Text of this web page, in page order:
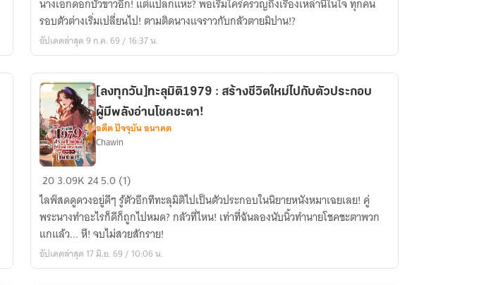
มิติ
สู่
โลก
คุณ
หนู
ตัวประกอบ
ปาก
แซ่
บ
ผู้
ถูก
อ่าน
ใจ
นางเอกดอกบัวขาวอีก! แต่แปลกแหะ? พอเริ่มใคร่ครวญถึงเรื่องเหล่านี้ในใจ ทุกคน
รอบตัวต่างเริ่มเปลี่ยนไป! ตามติดนางแจราวกับกลัวตายมิปาน!?
อัปเดตล่าสุด 9 ก.ค. 69 / 16:37 น.
[ลง
ทุก
วัน]ทะลุ
มิติ1979
:
สร้าง
[ลงทุกวัน]ทะลุมิติ1979 : สร้างชีวิตใหม่ไปกับตัวประกอบ
ผู้มีพลังอ่านโชคชะตา!
อดีต ปัจจุบัน อนาคต
Chawin
203.09K245.0 (1)
ไลฟ์สดดูดวงอยู่ดีๆ รู้ตัวอีกทีทะลุมิติไปเป็นตัวประกอบในนิยายหนังหมาเฉยเลย! คู่
พระนางทำอะไรก็ดีก็ถูกไปหมด? กลัวที่ไหน! เท่าที่ฉันลองนับนิ้วทำนายโชคชะตาพวก
แกแล้ว... หึ! จบไม่สวยสักราย!
อัปเดตล่าสุด 17 มิ.ย. 69 / 10:06 น.